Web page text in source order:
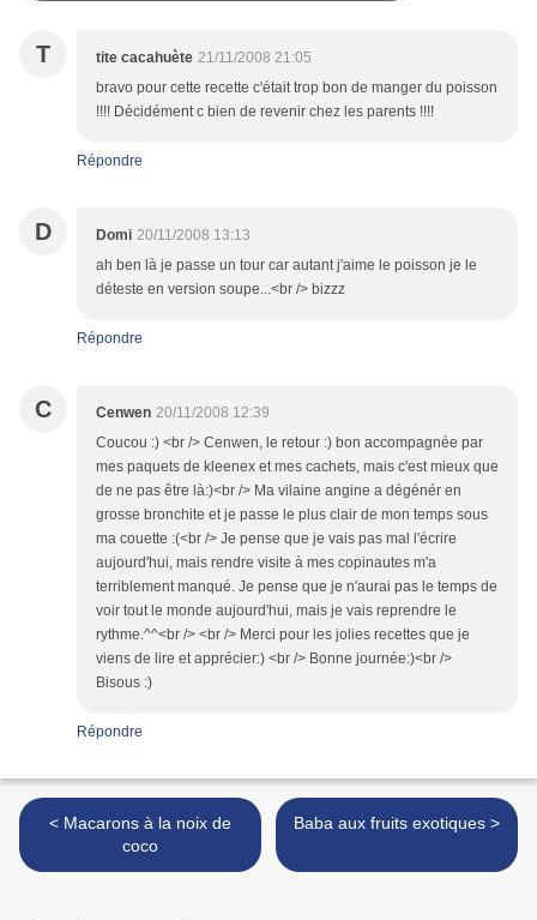
T tite cacahuète 21/11/2008 21:05
bravo pour cette recette c'était trop bon de manger du poisson
!!!! Décidément c bien de revenir chez les parents !!!!
Répondre
D Domi 20/11/2008 13:13
ah ben là je passe un tour car autant j'aime le poisson je le
déteste en version soupe...<br /> bizzz
Répondre
C Cenwen 20/11/2008 12:39
Coucou :) <br /> Cenwen, le retour :) bon accompagnée par
mes paquets de kleenex et mes cachets, mais c'est mieux que
de ne pas être là:)<br /> Ma vilaine angine a dégénér en
grosse bronchite et je passe le plus clair de mon temps sous
ma couette :(<br /> Je pense que je vais pas mal l'écrire
aujourd'hui, mais rendre visite à mes copinautes m'a
terriblement manqué. Je pense que je n'aurai pas le temps de
voir tout le monde aujourd'hui, mais je vais reprendre le
rythme.^^<br /> <br /> Merci pour les jolies recettes que je
viens de lire et apprécier:) <br /> Bonne journée:)<br />
Bisous :)
Répondre
< Macarons à la noix de
coco
Baba aux fruits exotiques >